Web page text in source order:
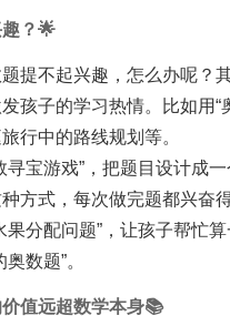
？🌟
提不起兴趣，怎么办呢？
孩子的学习热情。比如用
行中的路线规划等。
寻宝游戏”，把题目设计成
方式，每次做完题都兴奋
果分配问题”，让孩子帮忙
数题”。
值远超数学本身📚